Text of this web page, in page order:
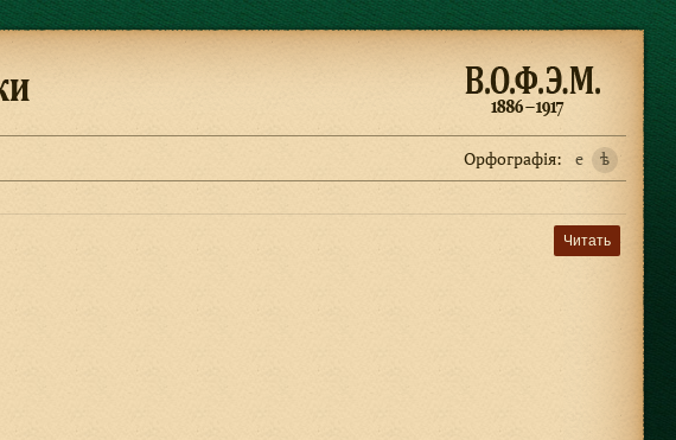
Орфографiя: e ѣ
Читать